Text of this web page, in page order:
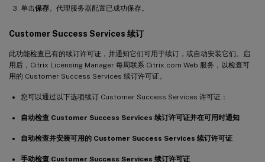
单击保存。代理服务器配置已成功保存。
Customer Success Services 续订
此功能检查已有的续订许可证，并通知它们可用于续订，或自动安装它们。启
用后，Citrix Licensing Manager 每周联系 Citrix.com Web 服务，以检查可
用的 Customer Success Services 续订许可证。
您可以通过以下选项续订 Customer Success Services 许可证：
自动检查 Customer Success Services 续订许可证并在可用时通知
自动检查并安装可用的 Customer Success Services 续订许可证
手动检查 Customer Success Services 续订许可证